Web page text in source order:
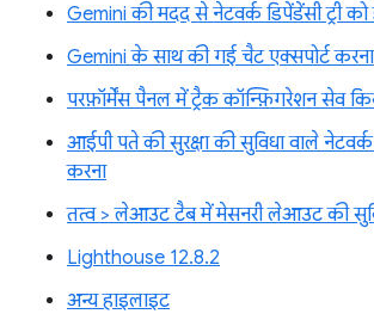
Gemini की मदद से नेटवर्क डिपेंडेंसी ट्री
Gemini के साथ की गई चैट एक्सपोर्ट करना
परफ़ॉर्मेंस पैनल में ट्रैक कॉन्फ़िगरेशन सेव
आईपी पते की सुरक्षा की सुविधा वाले
करना
तत्व > लेआउट टैब में मेसनरी लेआउट की
Lighthouse 12.8.2
अन्य हाइलाइट